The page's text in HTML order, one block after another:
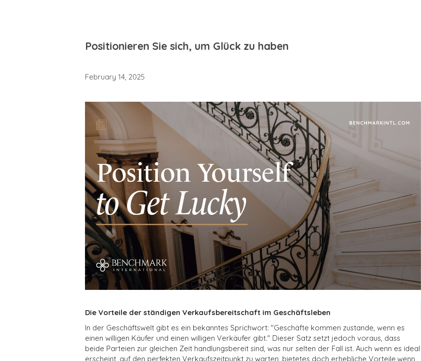
Positionieren Sie sich, um Glück zu haben
February 14, 2025
Die Vorteile der ständigen Verkaufsbereitschaft im Geschäftsleben
In der Geschäftswelt gibt es ein bekanntes Sprichwort: "Geschäfte kommen zustande, wenn es
einen willigen Käufer und einen willigen Verkäufer gibt." Dieser Satz setzt jedoch voraus, dass
beide Parteien zur gleichen Zeit handlungsbereit sind, was nur selten der Fall ist. Auch wenn es ideal
erscheint, auf den perfekten Verkaufszeitpunkt zu warten, bietetes doch erhebliche Vorteile, wenn